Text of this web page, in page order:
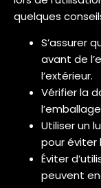
quelques
S’assurer
avant de
l’extérieur.
Vérifier la
Utiliser un
pour éviter
Éviter
peuvent